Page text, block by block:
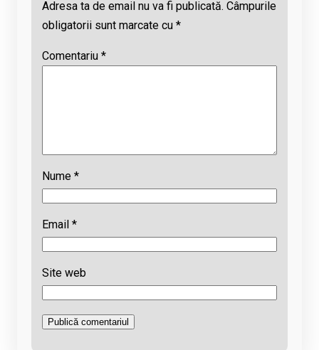
Adresa ta de email nu va fi publicată. Câmpurile
obligatorii sunt marcate cu *
Comentariu *
Nume *
Email *
Site web